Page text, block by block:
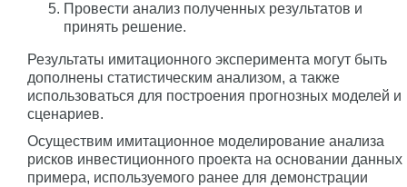
Провести анализ полученных результатов и
принять решение.
Результаты имитационного эксперимента могут быть
дополнены статистическим анализом, а также
использоваться для построения прогнозных моделей и
сценариев.
Осуществим имитационное моделирование анализа
рисков инвестиционного проекта на основании данных
примера, используемого ранее для демонстрации